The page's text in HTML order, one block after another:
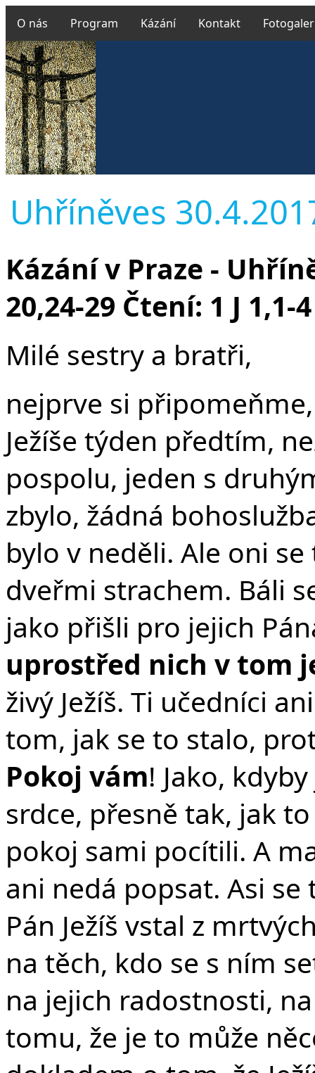
O nás Program Kázání Kontakt
Uhříněves
Kázání v Praze -
20,24-29 Čtení: 1 J 1,1-4
Milé sestry a bratři,
nejprve si
Ježíše týden předtím,
pospolu, jeden s
zbylo, žádná
bylo v neděli. Ale oni
dveřmi strachem. Báli
jako přišli pro jejich
uprostřed nich v tom
živý Ježíš. Ti učedníci
tom, jak se to stalo,
Pokoj vám! Jako,
srdce, přesně tak, jak
pokoj sami pocítili. A
ani nedá popsat. Asi
Pán Ježíš vstal z
na těch, kdo se s ním
na jejich radostnosti,
tomu, že je to může